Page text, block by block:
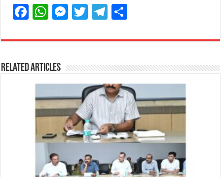
F
c
e
b
o
o
k
W
at
s
A
p
p
M
ss
n
g
e
r
T
itt
r
T
e
ra
m
ar
Related Articles